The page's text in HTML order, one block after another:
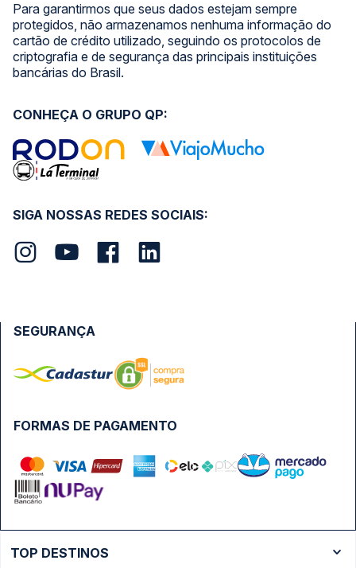
Para garantirmos que seus dados estejam sempre
protegidos, não armazenamos nenhuma informação do
cartão de crédito utilizado, seguindo os protocolos de
criptografia e de segurança das principais instituições
bancárias do Brasil.
SIGA NOSSAS REDES SOCIAIS:
CONHEÇA O GRUPO QP:
FORMAS DE PAGAMENTO
SEGURANÇA
TOP DESTINOS